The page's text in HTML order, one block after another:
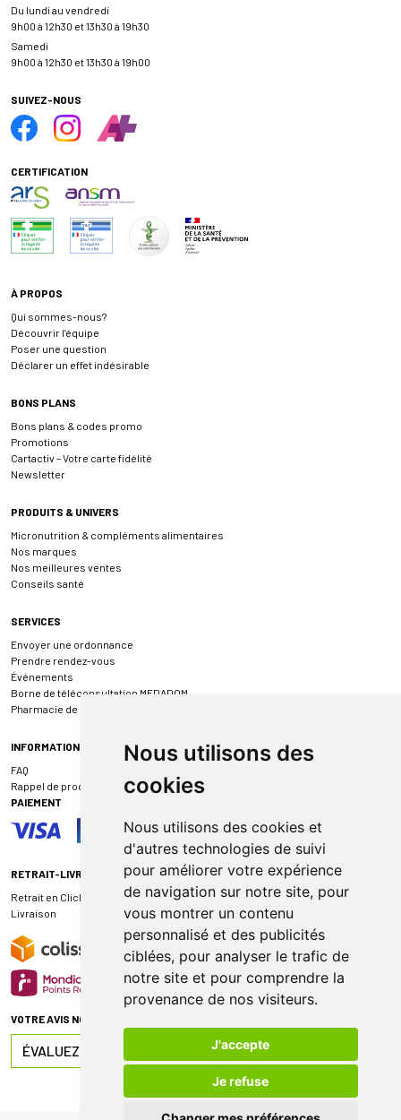
Nous utilisons des
cookies
Nous utilisons des cookies et
d'autres technologies de suivi
pour améliorer votre expérience
de navigation sur notre site, pour
vous montrer un contenu
personnalisé et des publicités
ciblées, pour analyser le trafic de
notre site et pour comprendre la
provenance de nos visiteurs.
J'accepte
Je refuse
Du lundi au vendredi
9h00 à 12h30 et 13h30 à 19h30
Samedi
9h00 à 12h30 et 13h30 à 19h00
SUIVEZ-NOUS
CERTIFICATION
À PROPOS
Qui sommes-nous?
Découvrir l’équipe
Poser une question
Déclarer un effet indésirable
BONS PLANS
Bons plans & codes promo
Promotions
Cartactiv – Votre carte fidélité
Newsletter
PRODUITS & UNIVERS
Micronutrition & compléments alimentaires
Nos marques
Nos meilleures ventes
Conseils santé
SERVICES
Envoyer une ordonnance
Prendre rendez-vous
Événements
Borne de téléconsultation MEDADOM
Pharmacie de garde
INFORMATIONS
FAQ
Rappel de produit
PAIEMENT
RETRAIT-LIVRAISON
Retrait en Click & Collect
Livraison
VOTRE AVIS NOUS INTÉRESSE
ÉVALUEZ-NOUS SUR